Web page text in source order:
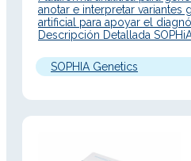
anotar e interpretar variantes
artificial para apoyar el
Descripción Detallada
interfaz renovada, acceso
acelerar el análisis de…
SOPHIA Genetics